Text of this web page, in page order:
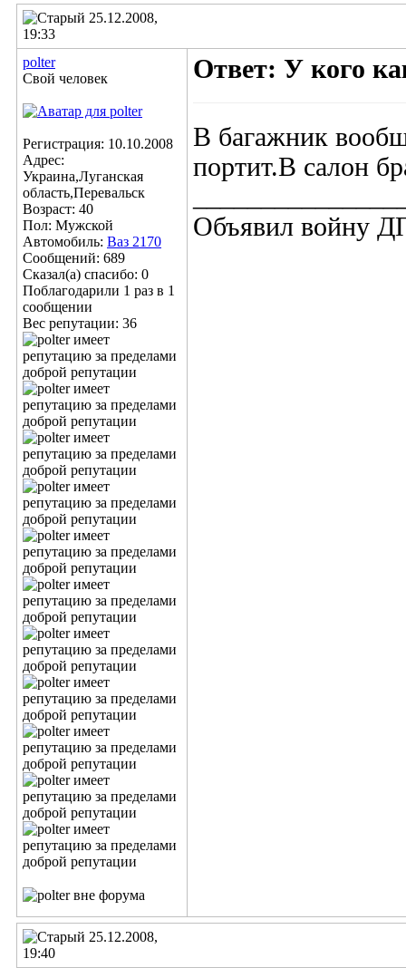
25.12.2008,
19:33
polter
Свой человек
Регистрация: 10.10.2008
Адрес:
Украина,Луганская
область,Перевальск
Возраст: 40
Пол: Мужской
Автомобиль: Ваз 2170
Сообщений: 689
Сказал(а) спасибо: 0
Поблагодарили 1 раз в 1
сообщении
Вес репутации: 36
Ответ: У кого
В багажник
портит.В салон
Объявил войну
25.12.2008,
19:40